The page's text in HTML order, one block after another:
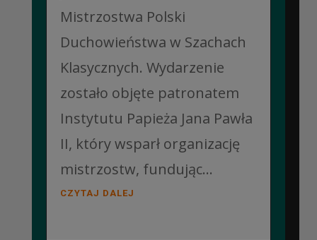
Mistrzostwa Polski
Duchowieństwa w Szachach
Klasycznych. Wydarzenie
zostało objęte patronatem
Instytutu Papieża Jana Pawła
II, który wsparł organizację
mistrzostw, fundując...
CZYTAJ DALEJ